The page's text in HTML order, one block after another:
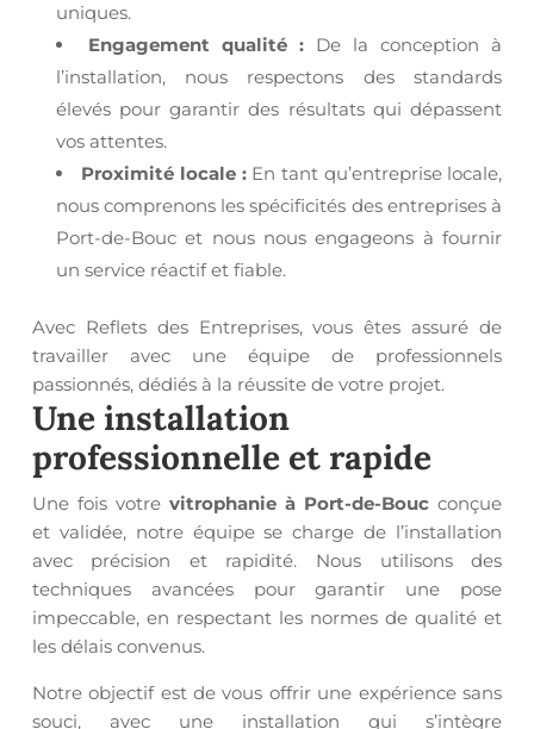
uniques.
Engagement qualité : De la conception à
l’installation, nous respectons des standards
élevés pour garantir des résultats qui dépassent
vos attentes.
Proximité locale :En tant qu’entreprise locale,
nous comprenons les spécificités des entreprises à
Port-de-Bouc et nous nous engageons à fournir
un service réactif et fiable.
Avec Reflets des Entreprises, vous êtes assuré de
travailler avec une équipe de professionnels
passionnés, dédiés à la réussite de votre projet.
Une installation
professionnelle et rapide
Une fois votre vitrophanie à Port-de-Bouc conçue
et validée, notre équipe se charge de l’installation
avec précision et rapidité. Nous utilisons des
techniques avancées pour garantir une pose
impeccable, en respectant les normes de qualité et
les délais convenus.
Notre objectif est de vous offrir une expérience sans
souci, avec une installation qui s’intègre